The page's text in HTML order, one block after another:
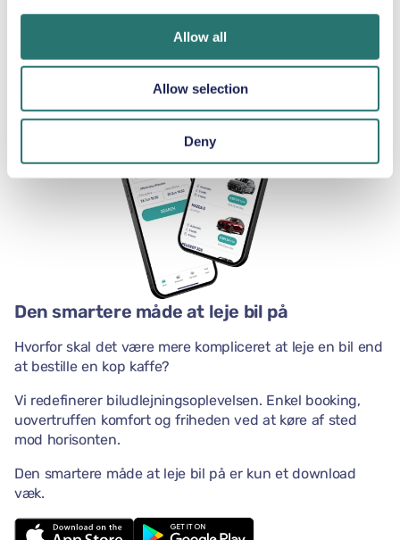
Allow all
Allow selection
Deny
Movlys
vores app.
direkte gennem
Den smartere måde at leje bil på
Hvorfor skal det være mere kompliceret at leje en bil end
at bestille en kop kaffe?
Vi redefinerer biludlejningsoplevelsen. Enkel booking,
uovertruffen komfort og friheden ved at køre af sted
mod horisonten.
Den smartere måde at leje bil på er kun et download
væk.